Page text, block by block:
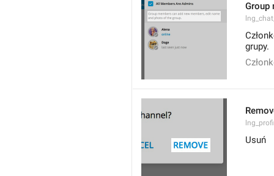
Group
grupy.
Usuń